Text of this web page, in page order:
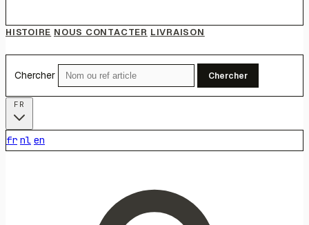
HISTOIRE NOUS CONTACTER LIVRAISON
Chercher Chercher
fr nl en